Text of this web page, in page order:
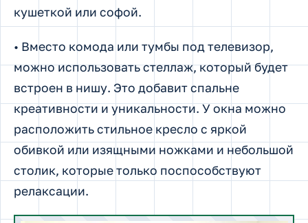
кушеткой или софой.
• Вместо комода или тумбы под телевизор,
можно использовать стеллаж, который будет
встроен в нишу. Это добавит спальне
креативности и уникальности. У окна можно
расположить стильное кресло с яркой
обивкой или изящными ножками и небольшой
столик, которые только поспособствуют
релаксации.